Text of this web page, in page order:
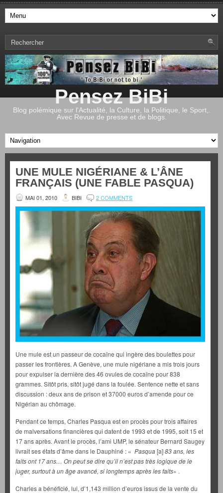
Pensez BiBi
Blog polémique sur l'Actualité, la Culture, la Politique, le Sport,.
Avec Revue de presse et de blogs.
UNE MULE NIGÉRIANE & L’ÂNE
FRANÇAIS (UNE FABLE PASQUA)
MAI 01, 2010 BIBI 2 COMMENTS
Une mule est un passeur de cocaïne qui ingère des boulettes pour
passer les frontières. A Genève, une mule nigériane a mis trois jours
pour expulser la dernière des 46 ovules de cocaïne pour 838
grammes. Sitôt pris, sitôt jugé dans la foulée. Sentence nette et sans
discussion : deux ans de prison et 37000 euros d’amende pour ce
Nigérian au chômage.
Pendant ce temps, Charles Pasqua est en procès pour trois affaires
de malversations financières qui datent de 1993 et de 1995, soit 15 et
17 ans après. Avant le procès, l’ami UMP, le sénateur Bernard Saugey
livrait ses états d’âme dans le Dauphiné : « Pasqua[a]83 ans, les
faits ont 17 ans… On peut se dire qu’il n’est pas très logique de le
juger, surtout à un âge avancé, si longtemps après les faits« .
Charles a bénéficié, lui, d’1,143 million d’euros issus de la vente du